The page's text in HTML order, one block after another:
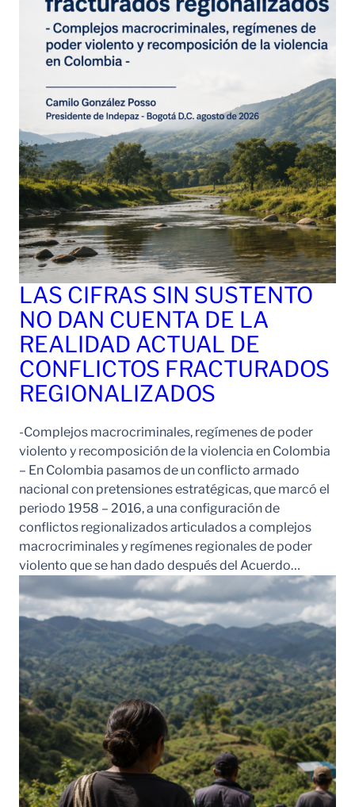
LAS CIFRAS SIN SUSTENTO
NO DAN CUENTA DE LA
REALIDAD ACTUAL DE
CONFLICTOS FRACTURADOS
REGIONALIZADOS
-Complejos macrocriminales, regímenes de poder
violento y recomposición de la violencia en Colombia
– En Colombia pasamos de un conflicto armado
nacional con pretensiones estratégicas, que marcó el
periodo 1958 – 2016, a una configuración de
conflictos regionalizados articulados a complejos
macrocriminales y regímenes regionales de poder
violento que se han dado después del Acuerdo…